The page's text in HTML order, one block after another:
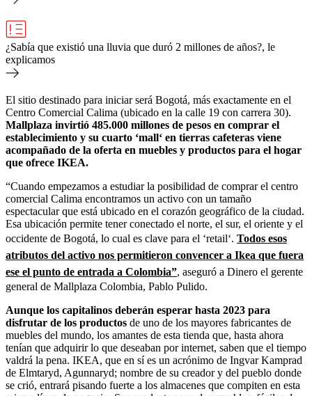
¿Sabía que existió una lluvia que duró 2 millones de años?, le
explicamos
El sitio destinado para iniciar será Bogotá, más exactamente en el
Centro Comercial Calima (ubicado en la calle 19 con carrera 30).
Mallplaza invirtió 485.000 millones de pesos en comprar el
establecimiento y su cuarto ‘mall‘ en tierras cafeteras viene
acompañado de la oferta en muebles y productos para el hogar
que ofrece IKEA.
“Cuando empezamos a estudiar la posibilidad de comprar el centro
comercial Calima encontramos un activo con un tamaño
espectacular que está ubicado en el corazón geográfico de la ciudad.
Esa ubicación permite tener conectado el norte, el sur, el oriente y el
occidente de Bogotá, lo cual es clave para el ‘retail‘. Todos esos
atributos del activo nos permitieron convencer a Ikea que fuera
ese el punto de entrada a Colombia”, aseguró a Dinero el gerente
general de Mallplaza Colombia, Pablo Pulido.
Aunque los capitalinos deberán esperar hasta 2023 para
disfrutar de los productos de uno de los mayores fabricantes de
muebles del mundo, los amantes de esta tienda que, hasta ahora
tenían que adquirir lo que deseaban por internet, saben que el tiempo
valdrá la pena. IKEA, que en sí es un acrónimo de Ingvar Kamprad
de Elmtaryd, Agunnaryd; nombre de su creador y del pueblo donde
se crió, entrará pisando fuerte a los almacenes que compiten en esta